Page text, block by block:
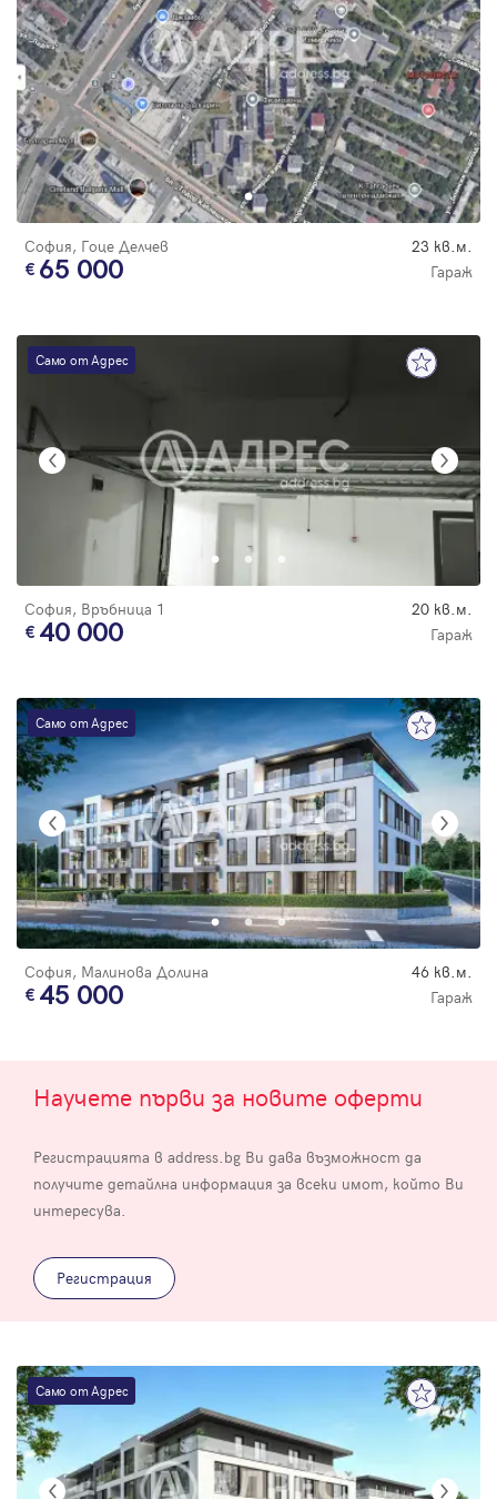
София, Гоце Делчев 23 кв.м.
65 000 Гараж
Само от Адрес
София, Връбница 1 20 кв.м.
40 000 Гараж
Само от Адрес
София, Малинова Долина 46 кв.м.
45 000 Гараж
Научете първи за новите оферти
Регистрацията в address.bg Ви дава възможност да
получите детайлна информация за всеки имот, който Ви
интересува.
Регистрация
Само от Адрес